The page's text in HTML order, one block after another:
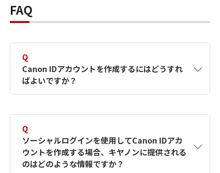
FAQ
Q
Canon IDアカウントを作成するにはどうすれ
ばよいですか？
す。詳しい作成方法は【カメラ】Canon IDとは
何ですか？Canon IDの作成方法は？をご確認く
ださい。
Q
ソーシャルログインを使用してCanon IDアカ
ウントを作成する場合、キヤノンに提供される
のはどのような情報ですか？